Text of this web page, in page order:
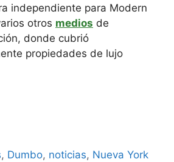
independiente para Modern
otros medios de
donde cubrió
propiedades de lujo
, Dumbo, noticias, Nueva York